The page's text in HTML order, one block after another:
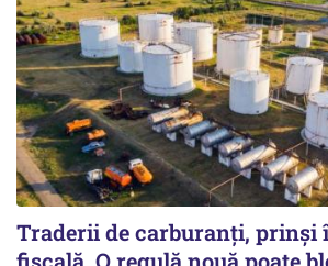
Traderii de carburanți, prinși
fiscală. O regulă nouă poate